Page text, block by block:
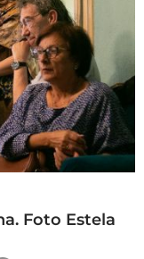
Foto Estela